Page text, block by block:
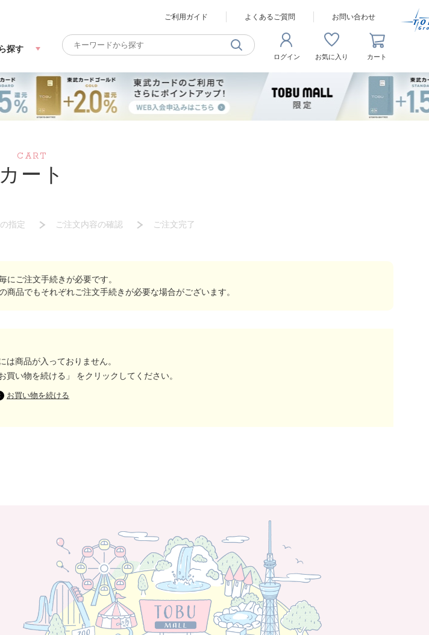
ご利用ガイド よくあるご質問 お問い合わせ
探す
ログイン お気に入り カート
CART
カート
指定 ご注文内容の確認 ご注文完了
にご注文手続きが必要です。
商品でもそれぞれご注文手続きが必要な場合がございます。
は商品が入っておりません。
買い物を続ける」 をクリックしてください。